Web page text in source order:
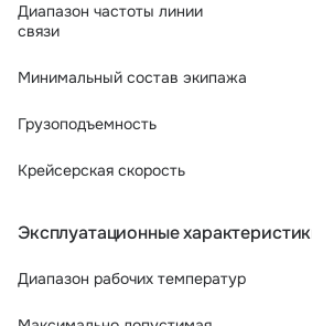
Диапазон частоты линии
связи
Минимальный состав экипажа
Грузоподъемность
Крейсерская скорость
Эксплуатационные
Диапазон рабочих температур